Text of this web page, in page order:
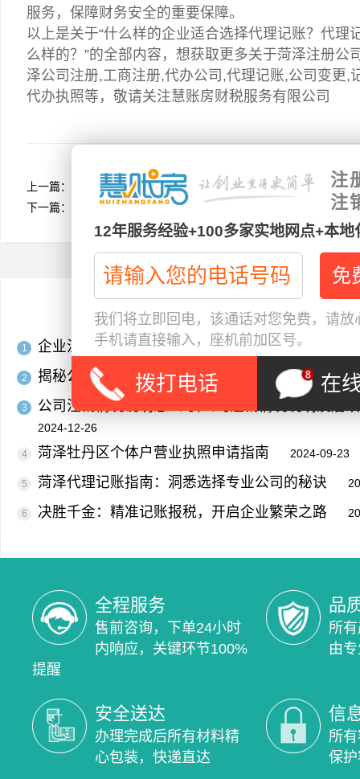
服务，保障财务安全的重要保障。
以上是关于“什么样的企业适合选择代理记账？代理
么样的？”的全部内容，想获取更多关于菏泽注册公
泽公司注册,工商注册,代办公司,代理记账,公司变更,
代办执照等，敬请关注慧账房财税服务有限公司
上一篇：
决胜千金：精准记账报税，开启企业繁荣之路
下一篇：
菏泽注册进出口贸易公司资料及外国人注册菏泽公司流程
浏览排行
1 企业注销线上办理全流程操作指南及步骤解析精简
2 揭秘公司名称背后的玄机：组建要素全解析
3 公司注销情况说明怎么写,公司注销情况说明及后
2024-12-26
4 菏泽牡丹区个体户营业执照申请指南 2024-09-23
5 菏泽代理记账指南：洞悉选择专业公司的秘诀
6 决胜千金：精准记账报税，开启企业繁荣之路
全程服务
售前咨询，下单24小时
内响应，关键环节100%
提醒
品
所
由
安全送达
办理完成后所有材料精
心包装，快递直达
信
所
保
注
注
12年服务经验+100多家实地网点+本地
我们将立即回电，该通话对您免费，请放
手机请直接输入，座机前加区号。
拨打电话 在